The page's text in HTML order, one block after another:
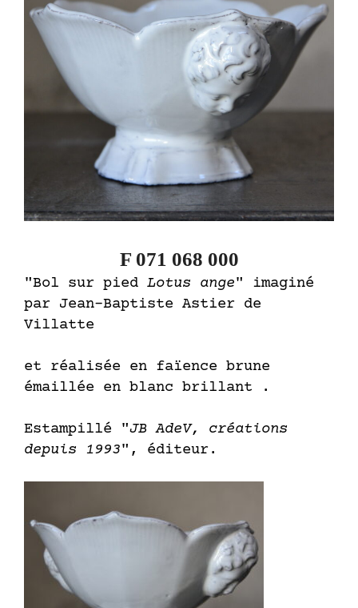
F 071 068 000
"Bol sur pied Lotus ange" imaginé
par Jean-Baptiste Astier de
Villatte
et réalisée en faïence brune
émaillée en blanc brillant .
Estampillé "JB AdeV, créations
depuis 1993", éditeur.